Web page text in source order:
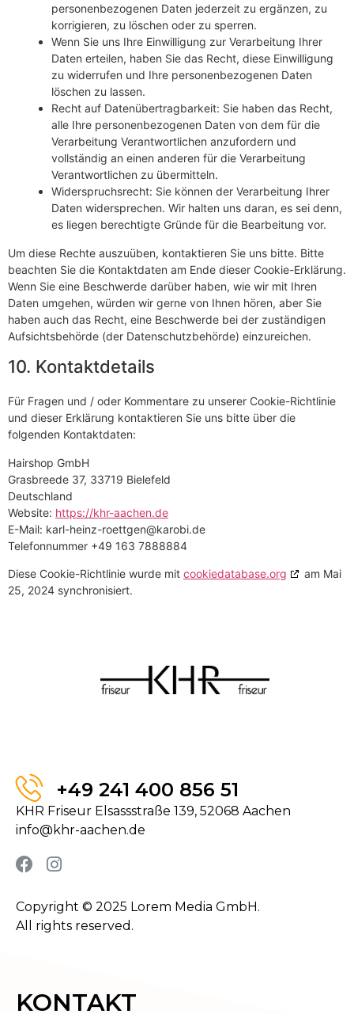
personenbezogenen Daten jederzeit zu ergänzen, zu
korrigieren, zu löschen oder zu sperren.
Wenn Sie uns Ihre Einwilligung zur Verarbeitung Ihrer
Daten erteilen, haben Sie das Recht, diese Einwilligung
zu widerrufen und Ihre personenbezogenen Daten
löschen zu lassen.
Recht auf Datenübertragbarkeit: Sie haben das Recht,
alle Ihre personenbezogenen Daten von dem für die
Verarbeitung Verantwortlichen anzufordern und
vollständig an einen anderen für die Verarbeitung
Verantwortlichen zu übermitteln.
Widerspruchsrecht: Sie können der Verarbeitung Ihrer
Daten widersprechen. Wir halten uns daran, es sei denn,
es liegen berechtigte Gründe für die Bearbeitung vor.
Um diese Rechte auszuüben, kontaktieren Sie uns bitte. Bitte
beachten Sie die Kontaktdaten am Ende dieser Cookie-Erklärung.
Wenn Sie eine Beschwerde darüber haben, wie wir mit Ihren
Daten umgehen, würden wir gerne von Ihnen hören, aber Sie
haben auch das Recht, eine Beschwerde bei der zuständigen
Aufsichtsbehörde (der Datenschutzbehörde) einzureichen.
10. Kontaktdetails
Für Fragen und / oder Kommentare zu unserer Cookie-Richtlinie
und dieser Erklärung kontaktieren Sie uns bitte über die
folgenden Kontaktdaten:
Hairshop GmbH
Grasbreede 37, 33719 Bielefeld
Deutschland
Website: https://khr-aachen.de
E-Mail: karl-heinz-roettgen@karobi.de
Telefonnummer +49 163 7888884
Diese Cookie-Richtlinie wurde mit cookiedatabase.org
am Mai
25, 2024 synchronisiert.
+49 241 400 856 51
KHR Friseur Elsassstraße 139, 52068 Aachen
info@khr-aachen.de
Copyright © 2025 Lorem Media GmbH.
All rights reserved.
KONTAKT